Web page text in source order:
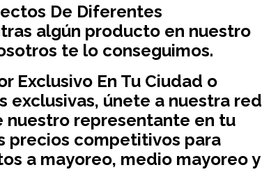
De Diferentes
algún producto en nuestro
te lo conseguimos.
Exclusivo En Tu Ciudad o
exclusivas, únete a nuestra red
nuestro representante en tu
precios competitivos para
a mayoreo, medio mayoreo y